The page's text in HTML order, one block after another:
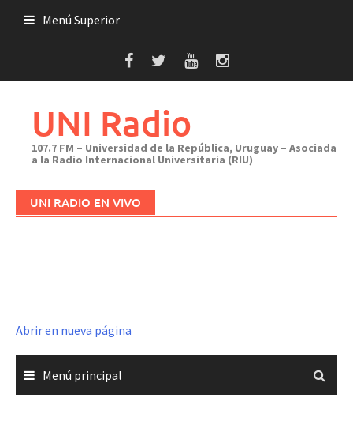
Menú Superior
UNI Radio
107.7 FM – Universidad de la República, Uruguay – Asociada
a la Radio Internacional Universitaria (RIU)
UNI RADIO EN VIVO
Abrir en nueva página
Menú principal